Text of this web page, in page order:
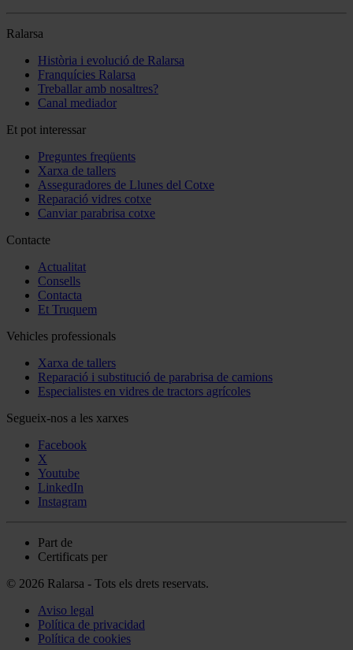
Ralarsa
Història i evolució de Ralarsa
Franquícies Ralarsa
Treballar amb nosaltres?
Canal mediador
Et pot interessar
Preguntes freqüents
Xarxa de tallers
Asseguradores de Llunes del Cotxe
Reparació vidres cotxe
Canviar parabrisa cotxe
Contacte
Actualitat
Consells
Contacta
Et Truquem
Vehicles professionals
Xarxa de tallers
Reparació i substitució de parabrisa de camions
Especialistes en vidres de tractors agrícoles
Segueix-nos a les xarxes
Facebook
X
Youtube
LinkedIn
Instagram
Part de
Certificats per
© 2026 Ralarsa - Tots els drets reservats.
Aviso legal
Política de privacidad
Política de cookies